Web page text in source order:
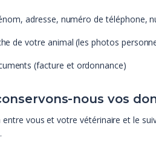
adresse, numéro de téléphone,
de votre animal (les photos
(facture et ordonnance)
nous vos
vous et votre vétérinaire et le